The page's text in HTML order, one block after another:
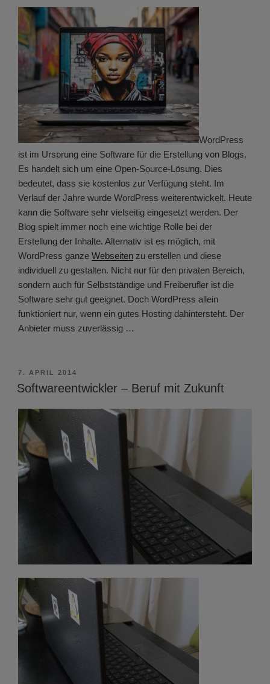
WordPress
ist im Ursprung eine Software für die Erstellung von Blogs.
Es handelt sich um eine Open-Source-Lösung. Dies
bedeutet, dass sie kostenlos zur Verfügung steht. Im
Verlauf der Jahre wurde WordPress weiterentwickelt. Heute
kann die Software sehr vielseitig eingesetzt werden. Der
Blog spielt immer noch eine wichtige Rolle bei der
Erstellung der Inhalte. Alternativ ist es möglich, mit
WordPress ganze Webseiten zu erstellen und diese
individuell zu gestalten. Nicht nur für den privaten Bereich,
sondern auch für Selbstständige und Freiberufler ist die
Software sehr gut geeignet. Doch WordPress allein
funktioniert nur, wenn ein gutes Hosting dahintersteht. Der
Anbieter muss zuverlässig …
VERÖFFENTLICHT
AM
7. APRIL 2014
Softwareentwickler – Beruf mit Zukunft